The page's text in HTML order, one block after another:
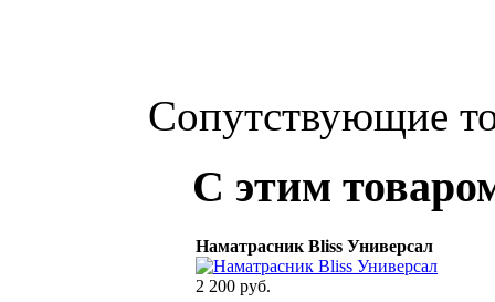
Сопутствующие
С этим
Наматрасник Bliss Универсал
2 200 руб.